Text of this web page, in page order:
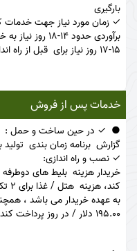
بارگیری
✓ زمان مورد نیاز جهت
برآوردی حدود
15-17 روز نیاز برای قبل از راه اندازی.
خدمات پس از فروش
✓ در حین ساخت و حمل :
گزارش برنامه زمان بندی
✓ نصب و راه اندازی:
به عهده خریدار می باشد ،
195.00 دلار / در روز پرداخت کند .